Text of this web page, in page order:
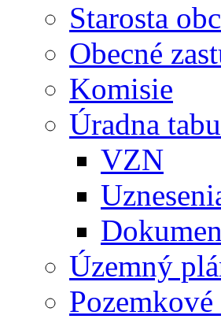
Starosta
Obecné
Komisie
Úradna
VZN
Územný